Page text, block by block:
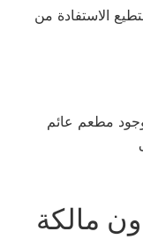
الاستفادة من
مطعم عائم
مالكة